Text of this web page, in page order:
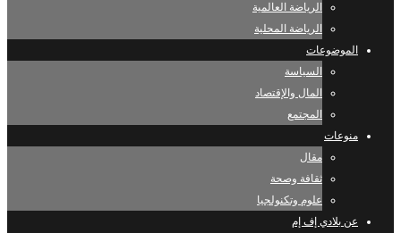
الرياضة العالمية
الرياضة المحلية
الموضوعات
السياسة
المال والإقتصاد
المجتمع
منوعات
مقال
ثقافة وصحة
علوم وتكنولجيا
عن بلادي إف إم